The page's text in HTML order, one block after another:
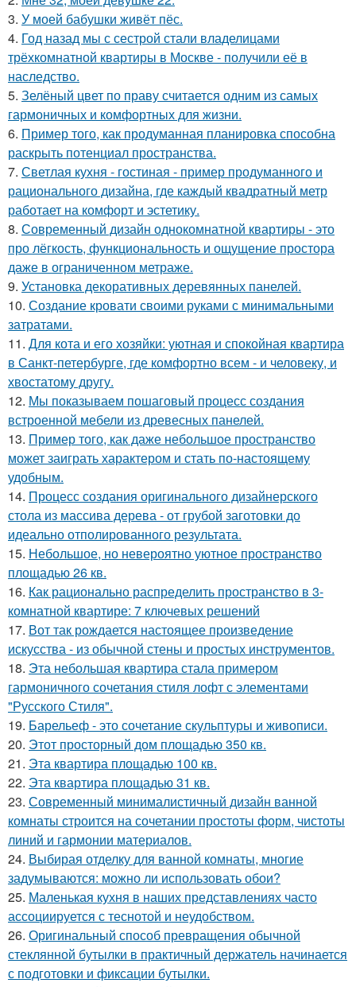
3. У моей бабушки живёт пёс.
4. Год назад мы с сестрой стали владелицами
трёхкомнатной квартиры в Москве - получили её в
наследство.
5. Зелёный цвет по праву считается одним из самых
гармоничных и комфортных для жизни.
6. Пример того, как продуманная планировка способна
раскрыть потенциал пространства.
7. Светлая кухня - гостиная - пример продуманного и
рационального дизайна, где каждый квадратный метр
работает на комфорт и эстетику.
8. Современный дизайн однокомнатной квартиры - это
про лёгкость, функциональность и ощущение простора
даже в ограниченном метраже.
9. Установка декоративных деревянных панелей.
10. Создание кровати своими руками с минимальными
затратами.
11. Для кота и его хозяйки: уютная и спокойная квартира
в Санкт-петербурге, где комфортно всем - и человеку, и
хвостатому другу.
12. Мы показываем пошаговый процесс создания
встроенной мебели из древесных панелей.
13. Пример того, как даже небольшое пространство
может заиграть характером и стать по-настоящему
удобным.
14. Процесс создания оригинального дизайнерского
стола из массива дерева - от грубой заготовки до
идеально отполированного результата.
15. Небольшое, но невероятно уютное пространство
площадью 26 кв.
16. Как рационально распределить пространство в 3-
комнатной квартире: 7 ключевых решений
17. Вот так рождается настоящее произведение
искусства - из обычной стены и простых инструментов.
18. Эта небольшая квартира стала примером
гармоничного сочетания стиля лофт с элементами
"Русского Стиля".
19. Барельеф - это сочетание скульптуры и живописи.
20. Этот просторный дом площадью 350 кв.
21. Эта квартира площадью 100 кв.
22. Эта квартира площадью 31 кв.
23. Современный минималистичный дизайн ванной
комнаты строится на сочетании простоты форм, чистоты
линий и гармонии материалов.
24. Выбирая отделку для ванной комнаты, многие
задумываются: можно ли использовать обои?
25. Маленькая кухня в наших представлениях часто
ассоциируется с теснотой и неудобством.
26. Оригинальный способ превращения обычной
стеклянной бутылки в практичный держатель начинается
с подготовки и фиксации бутылки.